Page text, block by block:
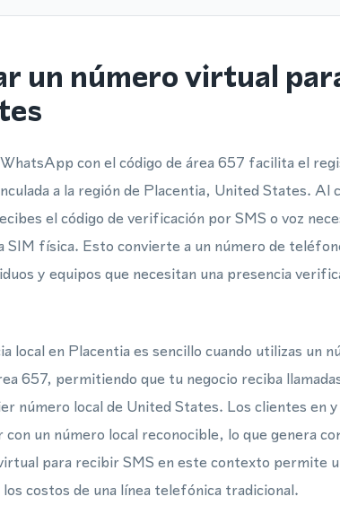
un número virtual
con el código de área 657 facilita el
a la región de Placentia, United States. Al
el código de verificación por SMS o voz
SIM física. Esto convierte a un número de
y equipos que necesitan una presencia
local en Placentia es sencillo cuando utilizas un
657, permitiendo que tu negocio reciba
número local de United States. Los clientes en
un número local reconocible, lo que genera
para recibir SMS en este contexto permite
costos de una línea telefónica tradicional.